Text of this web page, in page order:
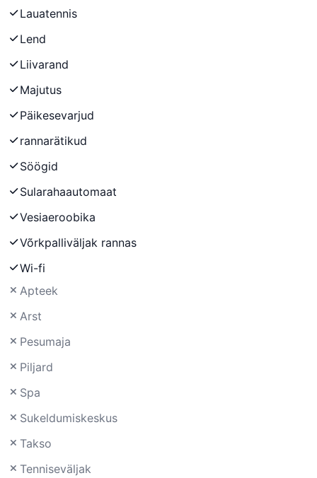
Lauatennis
Lend
Liivarand
Majutus
Päikesevarjud
rannarätikud
Söögid
Sularahaautomaat
Vesiaeroobika
Võrkpalliväljak rannas
Wi-fi
Apteek
Arst
Pesumaja
Piljard
Spa
Sukeldumiskeskus
Takso
Tenniseväljak